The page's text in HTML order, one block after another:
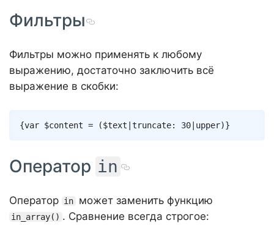
Фильтры
Фильтры можно применять к любому
выражению, достаточно заключить всё
выражение в скобки:
{var $content = ($text truncate: 30 upper)}
Copy
Оператор in
Оператор in может заменить функцию
in_array() . Сравнение всегда строгое: